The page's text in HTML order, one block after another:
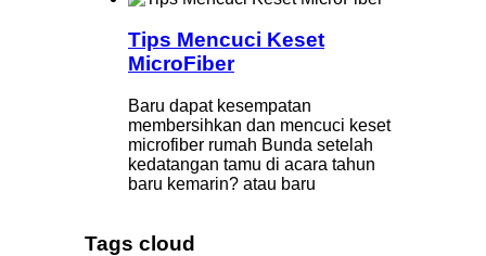
Tips Mencuci Keset
MicroFiber
Baru dapat kesempatan
membersihkan dan mencuci keset
microfiber rumah Bunda setelah
kedatangan tamu di acara tahun
baru kemarin? atau baru
Tags cloud